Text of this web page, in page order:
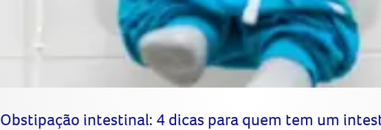
Obstipação intestinal: 4 dicas para quem tem um